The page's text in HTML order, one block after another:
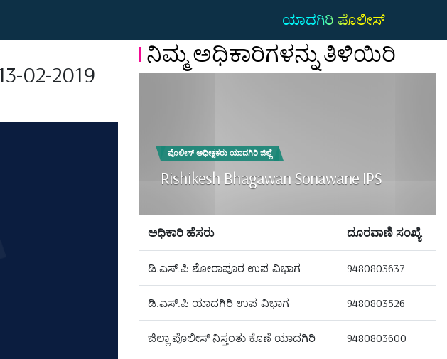
ಯಾದಗಿರಿ ಪೊಲೀಸ್
2019
ನಿಮ್ಮ ಅಧಿಕಾರಿಗಳನ್ನು ತಿಳಿಯಿರಿ
ಪೊಲೀಸ್ ಅಧೀಕ್ಷಕರು ಯಾದಗಿರಿ ಜಿಲ್ಲೆ
Rishikesh Bhagawan Sonawane IPS
ಅಧಿಕಾರಿ ಹೆಸರು ದೂರವಾಣಿ ಸಂಖ್ಯೆ
ಡಿ.ಎಸ್.ಪಿ ಶೋರಾಪೂರ ಉಪ-ವಿಭಾಗ 9480803637
ಡಿ.ಎಸ್.ಪಿ ಯಾದಗಿರಿ ಉಪ-ವಿಭಾಗ 9480803526
ಜಿಲ್ಲಾ ಪೊಲೀಸ್ ನಿಸ್ತಂತು ಕೊಣೆ ಯಾದಗಿರಿ 9480803600